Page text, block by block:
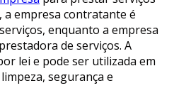
a empresa contratante é
enquanto a empresa
de serviços. A
lei e pode ser utilizada em
segurança e